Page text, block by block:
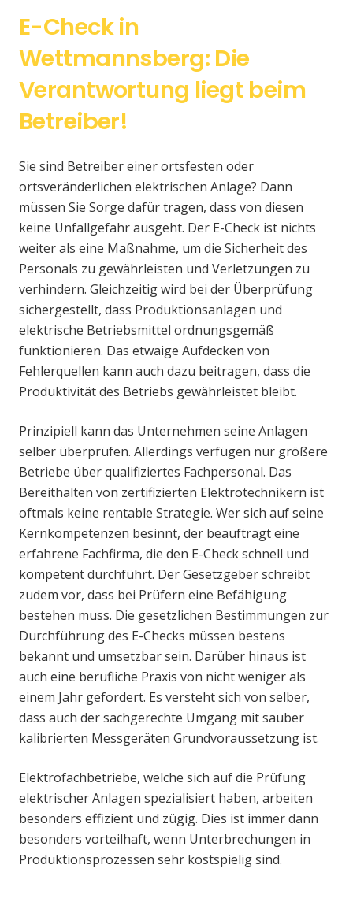
E-Check in
Wettmannsberg: Die
Verantwortung liegt beim
Betreiber!
Sie sind Betreiber einer ortsfesten oder
ortsveränderlichen elektrischen Anlage? Dann
müssen Sie Sorge dafür tragen, dass von diesen
keine Unfallgefahr ausgeht. Der E-Check ist nichts
weiter als eine Maßnahme, um die Sicherheit des
Personals zu gewährleisten und Verletzungen zu
verhindern. Gleichzeitig wird bei der Überprüfung
sichergestellt, dass Produktionsanlagen und
elektrische Betriebsmittel ordnungsgemäß
funktionieren. Das etwaige Aufdecken von
Fehlerquellen kann auch dazu beitragen, dass die
Produktivität des Betriebs gewährleistet bleibt.
Prinzipiell kann das Unternehmen seine Anlagen
selber überprüfen. Allerdings verfügen nur größere
Betriebe über qualifiziertes Fachpersonal. Das
Bereithalten von zertifizierten Elektrotechnikern ist
oftmals keine rentable Strategie. Wer sich auf seine
Kernkompetenzen besinnt, der beauftragt eine
erfahrene Fachfirma, die den E-Check schnell und
kompetent durchführt. Der Gesetzgeber schreibt
zudem vor, dass bei Prüfern eine Befähigung
bestehen muss. Die gesetzlichen Bestimmungen zur
Durchführung des E-Checks müssen bestens
bekannt und umsetzbar sein. Darüber hinaus ist
auch eine berufliche Praxis von nicht weniger als
einem Jahr gefordert. Es versteht sich von selber,
dass auch der sachgerechte Umgang mit sauber
kalibrierten Messgeräten Grundvoraussetzung ist.
Elektrofachbetriebe, welche sich auf die Prüfung
elektrischer Anlagen spezialisiert haben, arbeiten
besonders effizient und zügig. Dies ist immer dann
besonders vorteilhaft, wenn Unterbrechungen in
Produktionsprozessen sehr kostspielig sind.